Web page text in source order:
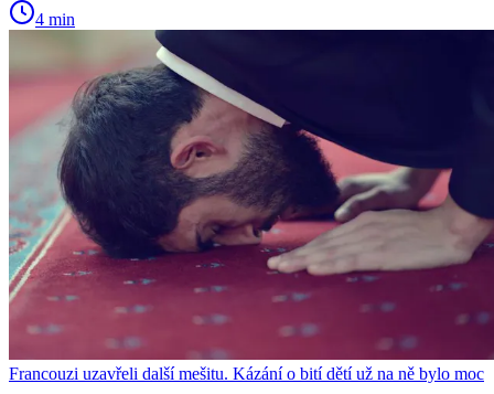
4 min
Francouzi uzavřeli další mešitu. Kázání o bití dětí už na ně bylo moc